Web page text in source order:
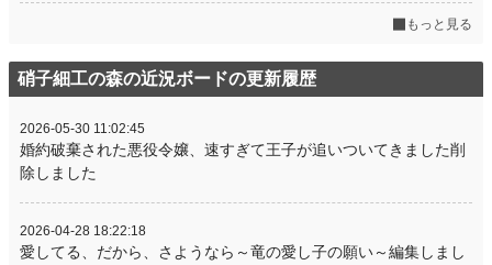
もっと見る
硝子細工の森の近況ボードの更新履歴
2026-05-30 11:02:45
婚約破棄された悪役令嬢、速すぎて王子が追いついてきました削
除しました
2026-04-28 18:22:18
愛してる、だから、さようなら～竜の愛し子の願い～編集しまし